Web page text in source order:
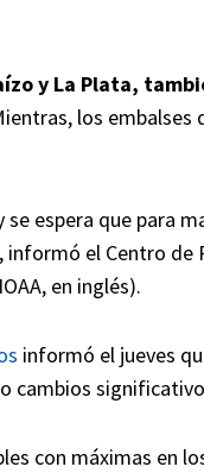
y La Plata,
los embalses
espera que para
informó el Centro de
en inglés).
informó el jueves
cambios
con máximas en